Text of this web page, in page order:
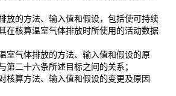
放的方法、输入值和假设，包括使可持续
在核算温室气体排放时所使用的活动数据
室气体排放的方法、输入值和假设的原
第二十六条所述目标之间的关系；
核算方法、输入值和假设的变更及原因